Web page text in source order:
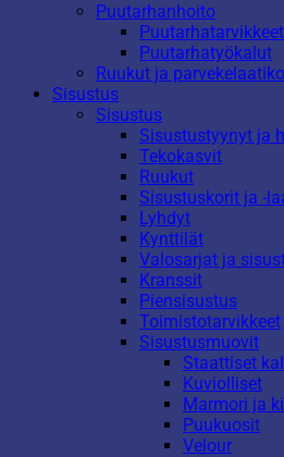
Puutarhanhoito
Puutarhatarvikkeet
Puutarhatyökalut
Ruukut ja
Sisustus
Sisustus
Sisustustyynyt ja
Tekokasvit
Ruukut
Sisustuskorit ja -
Lyhdyt
Kynttilät
Valosarjat ja
Kranssit
Piensisustus
Toimistotarvikkeet
Sisustusmuovit
Staattiset
Kuviolliset
Marmori ja
Puukuosit
Velour